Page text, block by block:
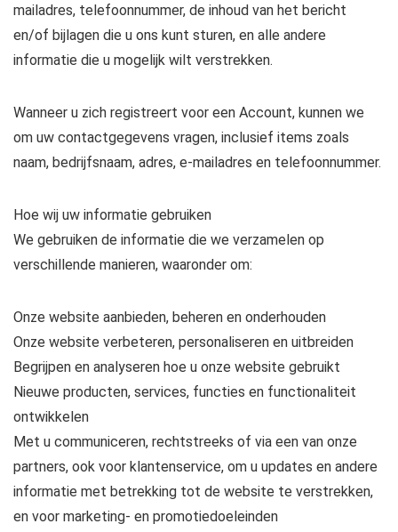
mailadres, telefoonnummer, de inhoud van het bericht
en/of bijlagen die u ons kunt sturen, en alle andere
informatie die u mogelijk wilt verstrekken.
Wanneer u zich registreert voor een Account, kunnen we
om uw contactgegevens vragen, inclusief items zoals
naam, bedrijfsnaam, adres, e-mailadres en telefoonnummer.
Hoe wij uw informatie gebruiken
We gebruiken de informatie die we verzamelen op
verschillende manieren, waaronder om:
Onze website aanbieden, beheren en onderhouden
Onze website verbeteren, personaliseren en uitbreiden
Begrijpen en analyseren hoe u onze website gebruikt
Nieuwe producten, services, functies en functionaliteit
ontwikkelen
Met u communiceren, rechtstreeks of via een van onze
partners, ook voor klantenservice, om u updates en andere
informatie met betrekking tot de website te verstrekken,
en voor marketing- en promotiedoeleinden